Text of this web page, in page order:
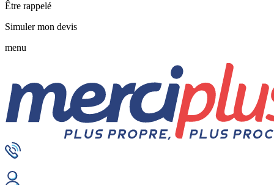
Être rappelé
Simuler mon devis
menu